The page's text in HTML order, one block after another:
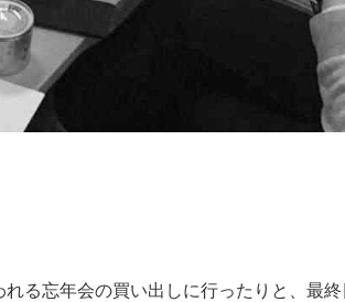
る忘年会の買い出しに行ったりと、最